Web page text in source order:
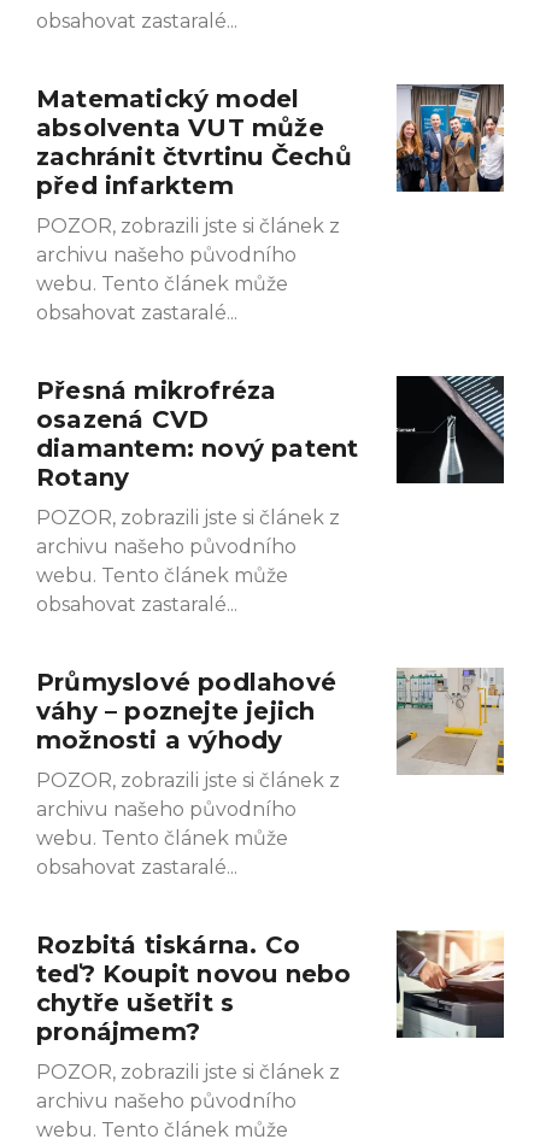
obsahovat zastaralé
Matematický model
absolventa VUT může
zachránit čtvrtinu Čechů
před infarktem
POZOR, zobrazili jste si článek z
archivu našeho původního
webu. Tento článek může
obsahovat zastaralé
Přesná mikrofréza
osazená CVD
diamantem: nový patent
Rotany
POZOR, zobrazili jste si článek z
archivu našeho původního
webu. Tento článek může
obsahovat zastaralé
Průmyslové podlahové
váhy – poznejte jejich
možnosti a výhody
POZOR, zobrazili jste si článek z
archivu našeho původního
webu. Tento článek může
obsahovat zastaralé
Rozbitá tiskárna. Co
teď? Koupit novou nebo
chytře ušetřit s
pronájmem?
POZOR, zobrazili jste si článek z
archivu našeho původního
webu. Tento článek může